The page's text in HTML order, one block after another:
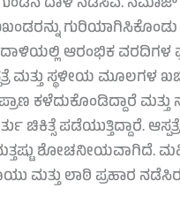
ಆರಂಭಿಕ ವರದಿಗಳ
ಮತ್ತು ಸ್ಥಳೀಯ
ಕಳೆದುಕೊಂಡಿದ್ದಾರೆ
ಚಿಕಿತ್ಸೆ ಪಡೆಯುತ್ತಿದ್ದಾರೆ.
ಶೋಚನೀಯವಾಗಿದೆ.
ಮತ್ತು ಲಾಠಿ ಪ್ರಹಾರ